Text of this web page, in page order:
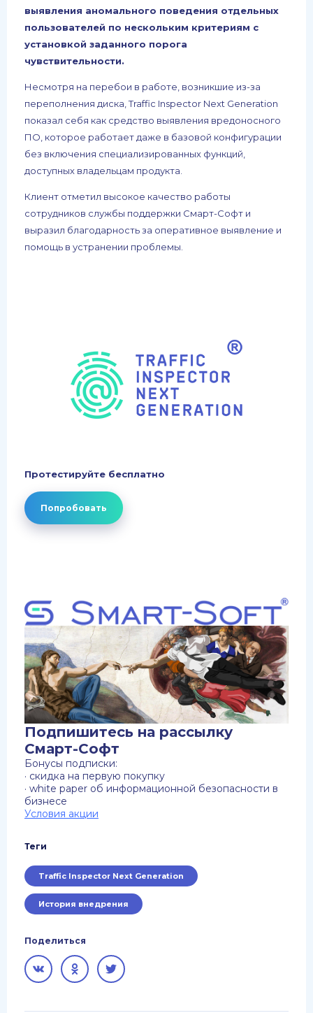
выявления аномального поведения отдельных
пользователей по нескольким критериям с
установкой заданного порога
чувствительности.
Несмотря на перебои в работе, возникшие из-за
переполнения диска, Traffic Inspector Next Generation
показал себя как средство выявления вредоносного
ПО, которое работает даже в базовой конфигурации
без включения специализированных функций,
доступных владельцам продукта.
Клиент отметил высокое качество работы
сотрудников службы поддержки Смарт-Софт и
выразил благодарность за оперативное выявление и
помощь в устранении проблемы.
Протестируйте бесплатно
Попробовать
Подпишитесь на рассылку
Смарт-Софт
Бонусы подписки:
· скидка на первую покупку
· white paper об информационной безопасности в
бизнесе
Условия акции
Теги
Traffic Inspector Next Generation
История внедрения
Поделиться